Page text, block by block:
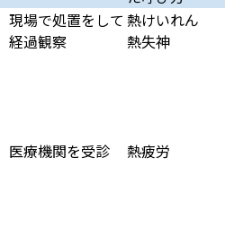
現場で処置をして
経過観察
熱けいれん
熱失神
医療機関を受診 熱疲労